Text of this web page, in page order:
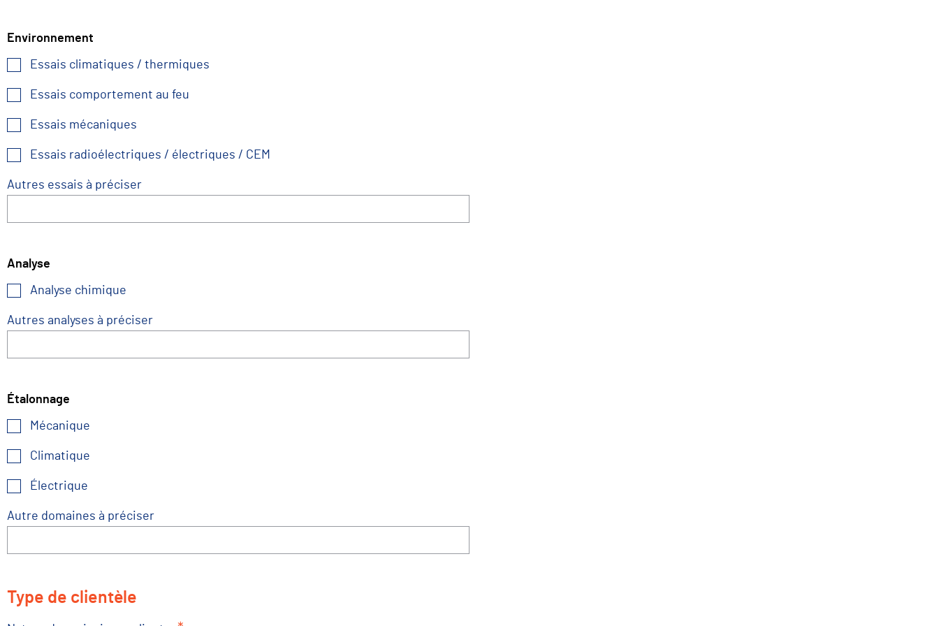
Environnement
Essais climatiques / thermiques
Essais comportement au feu
Essais mécaniques
Essais radioélectriques / électriques / CEM
Autres essais à préciser
Analyse
Analyse chimique
Autres analyses à préciser
Étalonnage
Mécanique
Climatique
Électrique
Autre domaines à préciser
Type de clientèle